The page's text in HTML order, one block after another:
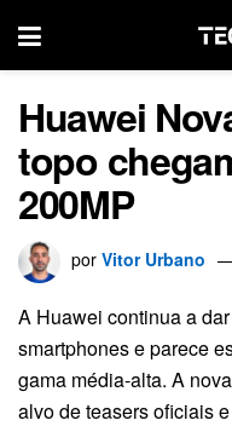
Huawei
topo
200MP
por Vitor Urbano
A Huawei continua a
smartphones e parece
gama média-alta. A
alvo de teasers oficiais